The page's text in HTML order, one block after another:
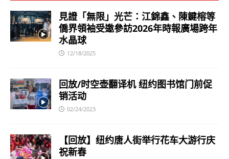
見證「無限」光芒：江錦鑫、陳鍵榕等
僑界領袖受邀參訪2026年時報廣場跨年
水晶球
12/18/2025
回放/时空壶翻译机 纽约图书馆门前促
销活动
02/24/2023
【回放】纽约唐人街举行花车大游行庆
祝新春